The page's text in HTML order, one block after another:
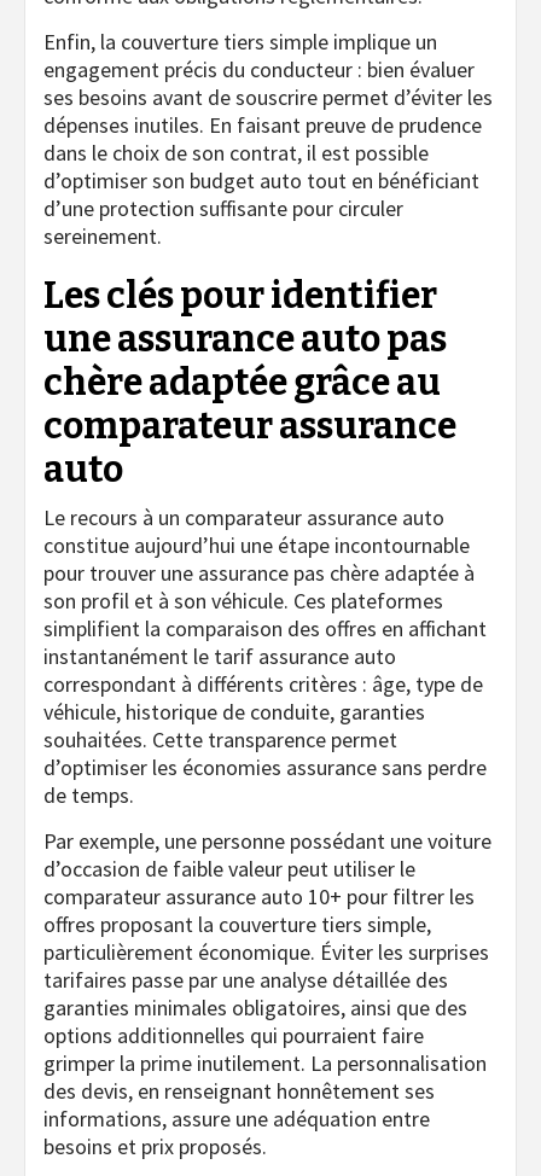
Enfin, la couverture tiers simple implique un
engagement précis du conducteur : bien évaluer
ses besoins avant de souscrire permet d’éviter les
dépenses inutiles. En faisant preuve de prudence
dans le choix de son contrat, il est possible
d’optimiser son budget auto tout en bénéficiant
d’une protection suffisante pour circuler
sereinement.
Les clés pour identifier
une assurance auto pas
chère adaptée grâce au
comparateur assurance
auto
Le recours à un comparateur assurance auto
constitue aujourd’hui une étape incontournable
pour trouver une assurance pas chère adaptée à
son profil et à son véhicule. Ces plateformes
simplifient la comparaison des offres en affichant
instantanément le tarif assurance auto
correspondant à différents critères : âge, type de
véhicule, historique de conduite, garanties
souhaitées. Cette transparence permet
d’optimiser les économies assurance sans perdre
de temps.
Par exemple, une personne possédant une voiture
d’occasion de faible valeur peut utiliser le
comparateur assurance auto 10+ pour filtrer les
offres proposant la couverture tiers simple,
particulièrement économique. Éviter les surprises
tarifaires passe par une analyse détaillée des
garanties minimales obligatoires, ainsi que des
options additionnelles qui pourraient faire
grimper la prime inutilement. La personnalisation
des devis, en renseignant honnêtement ses
informations, assure une adéquation entre
besoins et prix proposés.